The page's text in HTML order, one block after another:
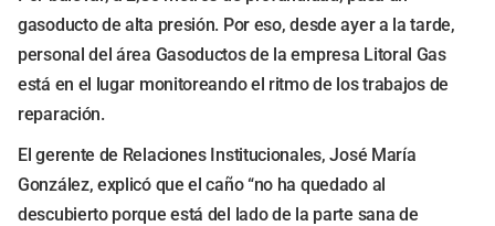
gasoducto de alta presión. Por eso, desde ayer a la tarde,
personal del área Gasoductos de la empresa Litoral Gas
está en el lugar monitoreando el ritmo de los trabajos de
reparación.
El gerente de Relaciones Institucionales, José María
González, explicó que el caño “no ha quedado al
descubierto porque está del lado de la parte sana de